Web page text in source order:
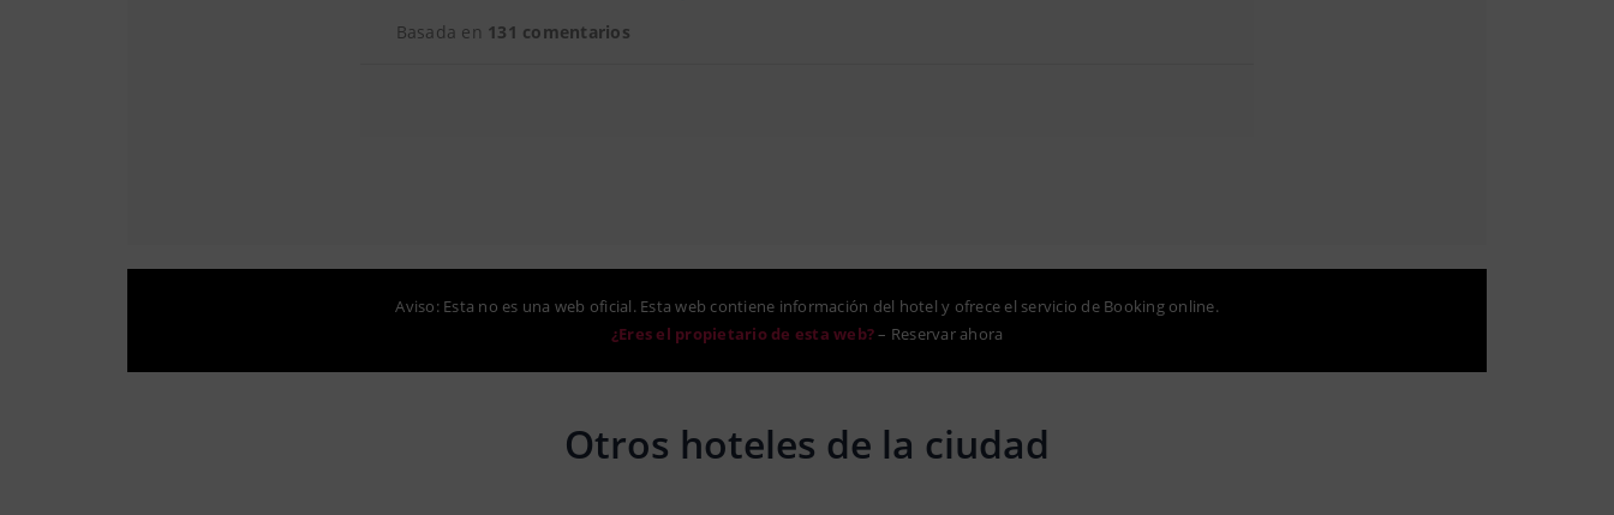
Basada en 131 comentarios
Aviso: Esta no es una web oficial. Esta web contiene información del hotel y ofrece el servicio de Booking online.
¿Eres el propietario de esta web?– Reservar ahora
Otros hoteles de la ciudad